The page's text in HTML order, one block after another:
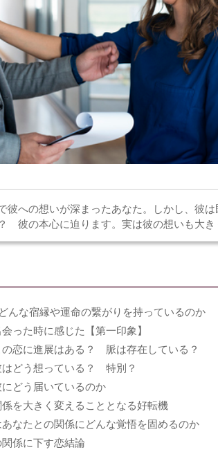
彼への想いが深まったあなた。しかし、彼
彼の本心に迫ります。実は彼の想いも大き
な宿縁や運命の繋がりを持っているのか
った時に感じた【第一印象】
の恋に進展はある？ 脈は存在している？
はどう想っている？ 特別？
どう届いているのか
を大きく変えることとなる好転機
なたとの関係にどんな覚悟を固めるのか
係に下す恋結論